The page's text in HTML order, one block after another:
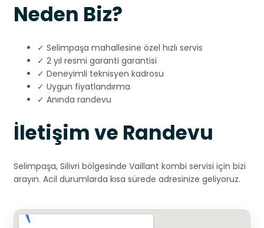
Neden Biz?
✓ Selimpaşa mahallesine özel hızlı servis
✓ 2 yıl resmi garanti garantisi
✓ Deneyimli teknisyen kadrosu
✓ Uygun fiyatlandırma
✓ Anında randevu
İletişim ve Randevu
Selimpaşa, Silivri bölgesinde Vaillant kombi servisi için bizi
arayın. Acil durumlarda kısa sürede adresinize geliyoruz.